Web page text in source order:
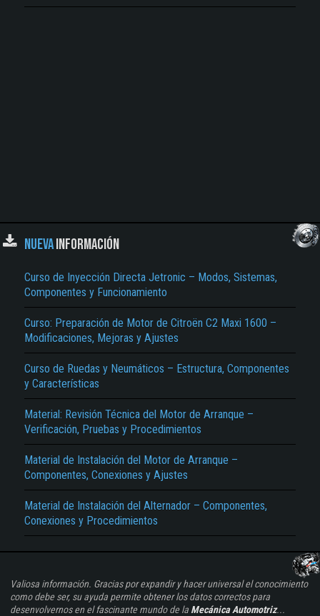
NUEVAINFORMACIÓN
Curso de Inyección Directa Jetronic – Modos, Sistemas,
Componentes y Funcionamiento
Curso: Preparación de Motor de Citroën C2 Maxi 1600 –
Modificaciones, Mejoras y Ajustes
Curso de Ruedas y Neumáticos – Estructura, Componentes
y Características
Material: Revisión Técnica del Motor de Arranque –
Verificación, Pruebas y Procedimientos
Material de Instalación del Motor de Arranque –
Componentes, Conexiones y Ajustes
Material de Instalación del Alternador – Componentes,
Conexiones y Procedimientos
Valiosa información. Gracias por expandir y hacer universal el conocimiento
como debe ser, su ayuda permite obtener los datos correctos para
desenvolvernos en el fascinante mundo de la Mecánica Automotriz...